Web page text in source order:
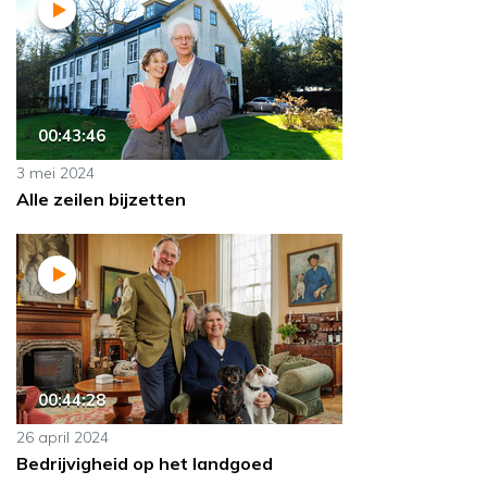
00:43:46
3 mei 2024
Alle zeilen bijzetten
00:44:28
26 april 2024
Bedrijvigheid op het landgoed